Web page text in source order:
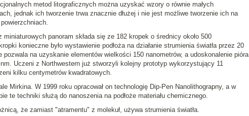
metod litograficznych można uzyskać wzory o równie małych
jednak ich tworzenie trwa znacznie dłużej i nie jest możliwe tworzenie ich na
miniaturowych panoram składa się ze 182 kropek o średnicy około 500
konieczne było wystawienie podłoża na działanie strumienia światła przez 20
na uzyskanie elementów wielkości 150 nanometrów, a udoskonalenie pióra
Uczeni z Northwestern już stworzyli kolejny prototyp wykorzystujący 11
kilku centymetrów kwadratowych.
Mirkina. W 1999 roku opracował on technologię Dip-Pen Nanolithograpny, a w
te techniki służą do nanoszenia na podłoże materiału chemicznego.
że zamiast "atramentu" z molekuł, używa strumienia światła.